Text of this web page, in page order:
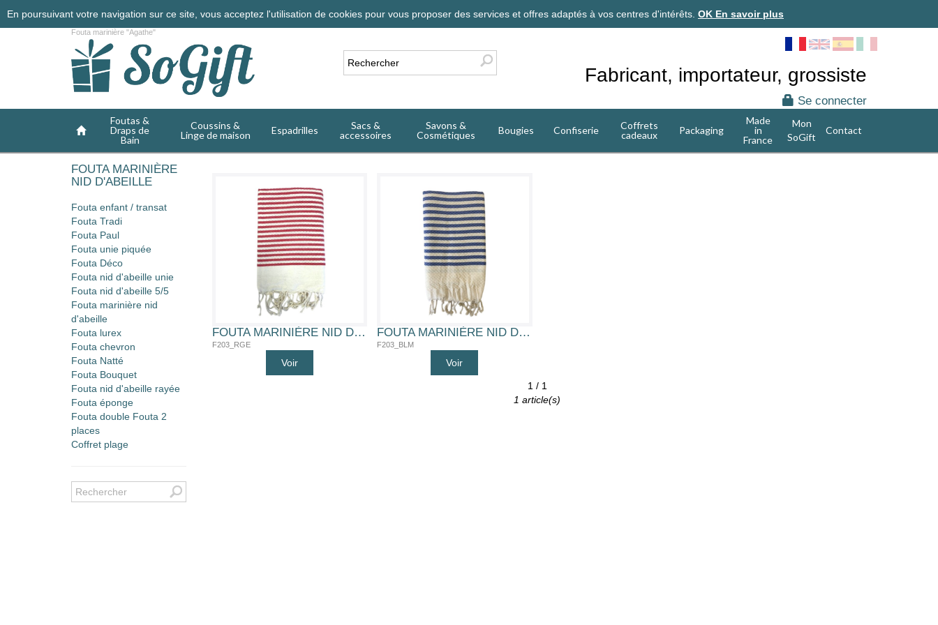
En poursuivant votre navigation sur ce site, vous acceptez l'utilisation de cookies pour vous proposer des services et offres adaptés à vos centres d'intérêts. OK En savoir plus
Fouta marinière "Agathe"
Fabricant, importateur, grossiste
Se connecter
Foutas &
Draps de
Bain
Coussins &
Linge de maison
Espadrilles
Sacs &
accessoires
Savons &
Cosmétiques
Bougies Confiserie
Coffrets
cadeaux
Packaging
Made
in
France
Mon
SoGift
Contact
FOUTA MARINIÈRE
NID D'ABEILLE
Fouta enfant / transat
Fouta Tradi
Fouta Paul
Fouta unie piquée
Fouta Déco
Fouta nid d'abeille unie
Fouta nid d'abeille 5/5
Fouta marinière nid
d'abeille
Fouta lurex
Fouta chevron
Fouta Natté
Fouta Bouquet
Fouta nid d'abeille rayée
Fouta éponge
Fouta double Fouta 2
places
Coffret plage
FOUTA MARINIÈRE NID D'ABEILLE (RGE)
F203_RGE
Voir
FOUTA MARINIÈRE NID D'ABEILLE (BLM)
F203_BLM
Voir
1 / 1
1 article(s)